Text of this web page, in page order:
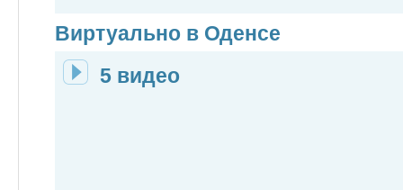
Виртуально в Оденсе
5 видео